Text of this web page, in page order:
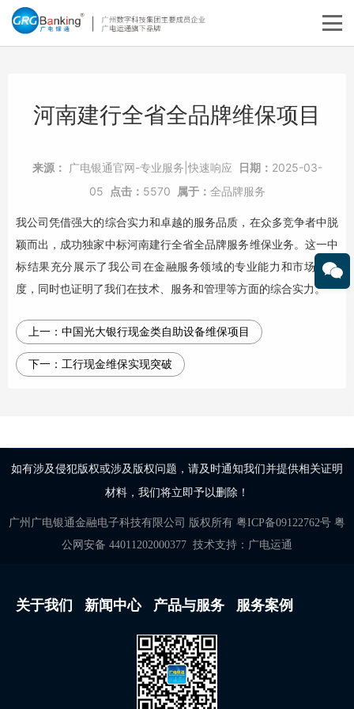
河南建行全省全品牌维保项目
来源： 广电银通官网-专业服务|快速响应 日期： 2025-03-
05
点击： 5570 属于： 全品牌服务
我公司凭借强大的综合实力和卓越的服务品质，在众多竞争者中脱
颖而出，成功独家中标河南建行全省全品牌服务维保业务。这一中
标结果充分展示了我公司在金融服务领域的专业能力和市场认可
度，同时也证明了我们在技术、服务和管理等方面的综合实力。
上一： 中国光大银行现金类自助设备维保项目
下一： 工行现金维保实现突破
如有涉及侵犯版权或涉及版权问题，请及时通知我们并提供相关证明
材料，我们将立即予以删除！
广州广电银通金融电子科技有限公司 版权所有 粤ICP备09122762号 粤
公网安备 44011202000377 技术支持： 广电运通
关于我们 新闻中心 产品与服务 服务案例